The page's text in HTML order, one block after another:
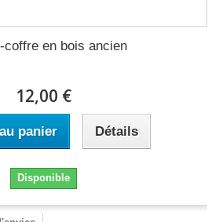
coffre en bois ancien
12,00 €
panier Détails
Disponible